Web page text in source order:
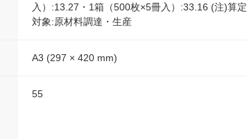
入）:13.27・1箱（500枚×5冊入）:33.16 (注)算定
対象:原材料調達・生産
A3 (297 × 420 mm)
55